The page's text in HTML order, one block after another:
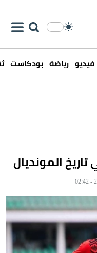
فيديو رياضة بودكاست
المونديال